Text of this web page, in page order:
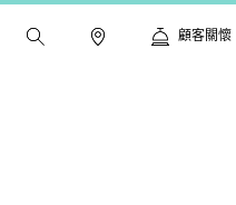
顧客關懷